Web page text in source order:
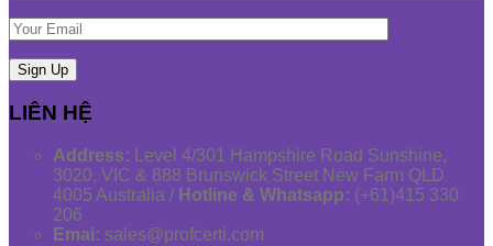
LIÊN HỆ
Address: Level 4/301 Hampshire Road Sunshine,
3020, VIC & 888 Brunswick Street New Farm QLD
4005 Australia / Hotline & Whatsapp: (+61)415 330
206
Emai: sales@profcerti.com